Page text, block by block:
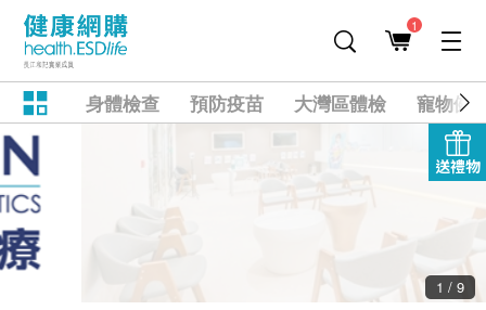
1
身體檢查 預防疫苗 大灣區體檢 寵物健
送禮物
2 / 9